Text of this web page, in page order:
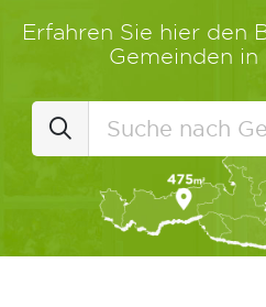
Erfahren Sie hier den
Gemeinden in